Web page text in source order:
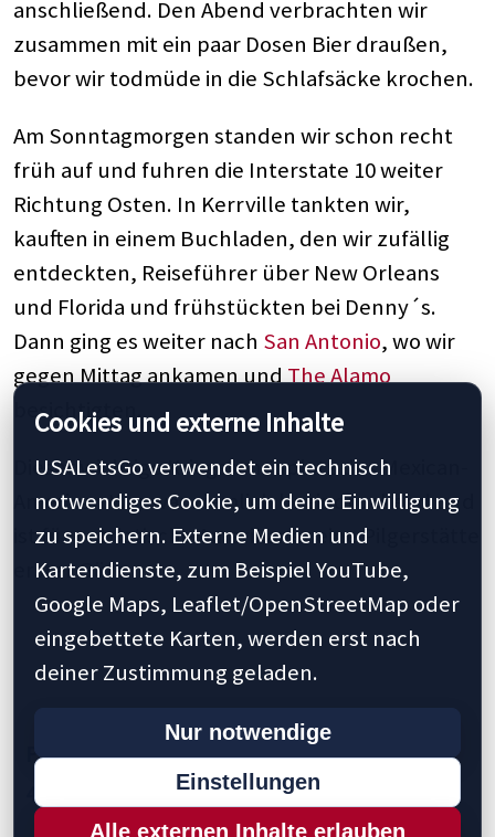
anschließend. Den Abend verbrachten wir
zusammen mit ein paar Dosen Bier draußen,
bevor wir todmüde in die Schlafsäcke krochen.
Am Sonntagmorgen standen wir schon recht
früh auf und fuhren die Interstate 10 weiter
Richtung Osten. In Kerrville tankten wir,
kauften in einem Buchladen, den wir zufällig
entdeckten, Reiseführer über New Orleans
und Florida und frühstückten bei Denny´s.
Dann ging es weiter nach San Antonio, wo wir
gegen Mittag ankamen undThe Alamo
besichtigten.
Dieser wichtige Kriegsschauplatz des Mexican-
American War war ziemlich beeindruckend und
ist für patriotische Amerikaner eine Pilgerstätte
erster Güte.
Previous 1 2 3 4 5 10 20
30
40
64 70 75 Next »
Cookies und externe Inhalte
USALetsGo verwendet ein technisch
notwendiges Cookie, um deine Einwilligung
zu speichern. Externe Medien und
Kartendienste, zum Beispiel YouTube,
Google Maps, Leaflet/OpenStreetMap oder
eingebettete Karten, werden erst nach
deiner Zustimmung geladen.
Nur notwendige
Einstellungen
Alle externen Inhalte erlauben